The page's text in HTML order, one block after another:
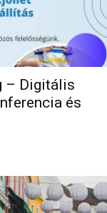
– Digitális
és